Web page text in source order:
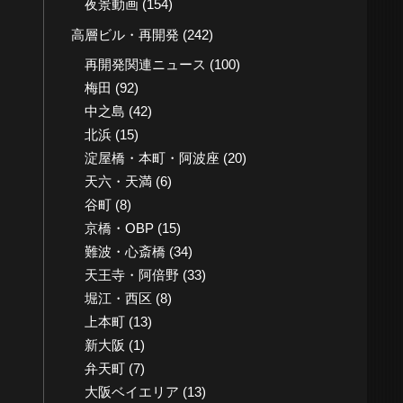
夜景動画 (154)
高層ビル・再開発 (242)
再開発関連ニュース (100)
梅田 (92)
中之島 (42)
北浜(15)
淀屋橋・本町・阿波座 (20)
天六・天満(6)
谷町(8)
京橋・OBP(15)
難波・心斎橋(34)
天王寺・阿倍野(33)
堀江・西区 (8)
上本町(13)
新大阪 (1)
弁天町(7)
大阪ベイエリア (13)